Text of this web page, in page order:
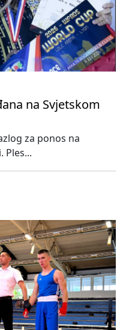
na Svjetskom
za ponos na
Ples...